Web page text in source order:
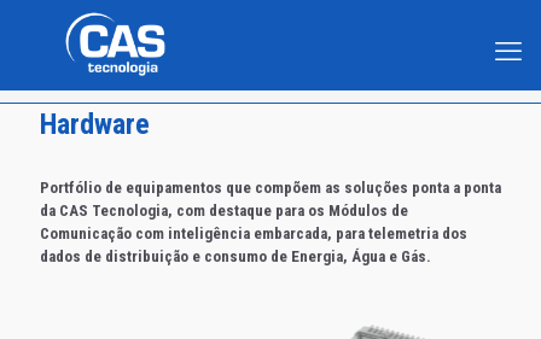
Hardware
Portfólio de equipamentos que compõem as soluções ponta a ponta
da CAS Tecnologia, com destaque para os Módulos de
Comunicação com inteligência embarcada, para telemetria dos
dados de distribuição e consumo de Energia, Água e Gás.